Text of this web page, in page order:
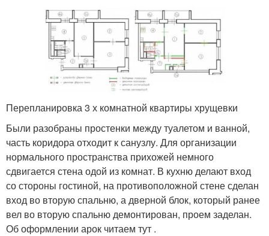
Перепланировка 3 х комнатной квартиры хрущевки
Были разобраны простенки между туалетом и ванной,
часть коридора отходит к санузлу. Для организации
нормального пространства прихожей немного
сдвигается стена одой из комнат. В кухню делают вход
со стороны гостиной, на противоположной стене сделан
вход во вторую спальню, а дверной блок, который ранее
вел во вторую спальню демонтирован, проем заделан.
Об оформлении арок читаем тут .